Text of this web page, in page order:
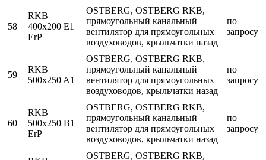
58
RKB
400x200 E1
ErP
OSTBERG, OSTBERG RKB,
прямоугольный канальный
вентилятор для прямоугольных
воздуховодов, крыльчатки назад
по
запросу
59
RKB
500x250 A1
OSTBERG, OSTBERG RKB,
прямоугольный канальный
вентилятор для прямоугольных
воздуховодов, крыльчатки назад
по
запросу
60
RKB
500x250 B1
ErP
OSTBERG, OSTBERG RKB,
прямоугольный канальный
вентилятор для прямоугольных
воздуховодов, крыльчатки назад
по
запросу
OSTBERG, OSTBERG RKB,